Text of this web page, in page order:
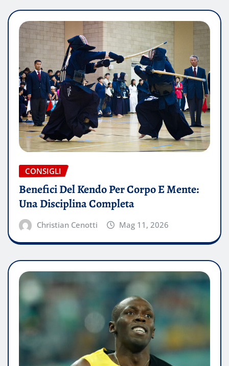
CONSIGLI
Benefici Del Kendo Per Corpo E Mente:
Una Disciplina Completa
Christian Cenotti Mag 11, 2026